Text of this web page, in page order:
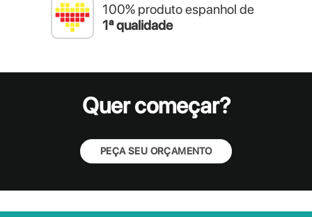
100% produto espanhol de
1ª qualidade
Quer começar?
PEÇA SEU ORÇAMENTO